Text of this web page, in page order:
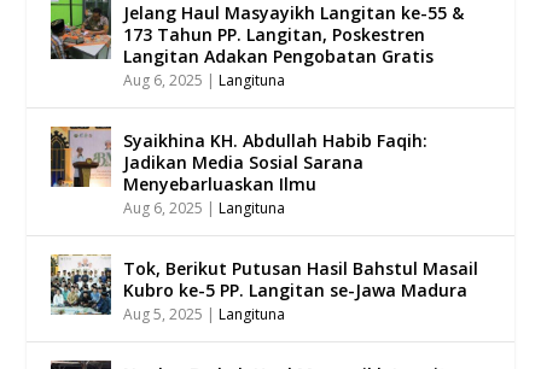
Jelang Haul Masyayikh Langitan ke-55 &
173 Tahun PP. Langitan, Poskestren
Langitan Adakan Pengobatan Gratis
Aug 6, 2025 |Langituna
Syaikhina KH. Abdullah Habib Faqih:
Jadikan Media Sosial Sarana
Menyebarluaskan Ilmu
Aug 6, 2025 |Langituna
Tok, Berikut Putusan Hasil Bahstul Masail
Kubro ke-5 PP. Langitan se-Jawa Madura
Aug 5, 2025 |Langituna